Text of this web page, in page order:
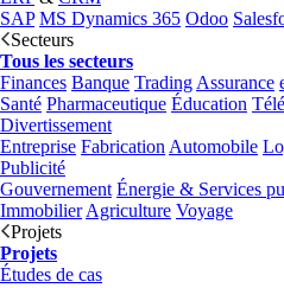
SAP MS Dynamics 365 Odoo
Secteurs
Tous les secteurs
Finances Banque Trading Assurance
Santé Pharmaceutique Éducation
Divertissement
Entreprise Fabrication Automobile
Publicité
Gouvernement Énergie & Services
Immobilier Agriculture Voyage
Projets
Projets
Études de cas